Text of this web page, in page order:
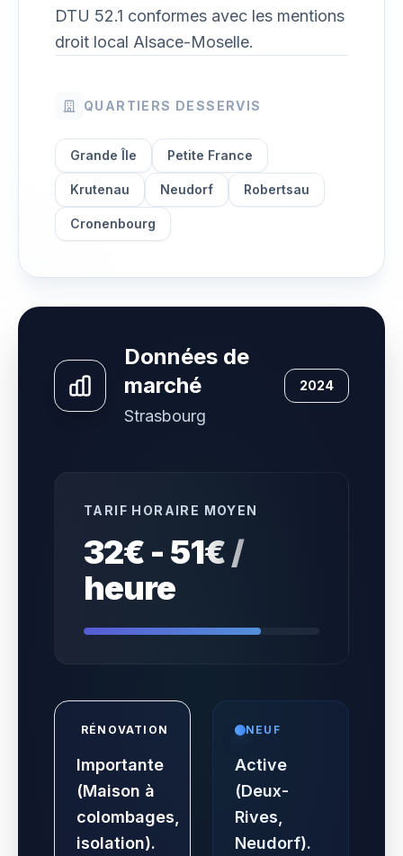
DTU 52.1 conformes avec les mentions
droit local Alsace-Moselle.
QUARTIERS DESSERVIS
Grande Île Petite France
Krutenau Neudorf Robertsau
Cronenbourg
Données de
marché
Strasbourg
2024
TARIF HORAIRE MOYEN
32€ - 51€ /
heure
RÉNOVATION
Importante
(Maison à
colombages,
isolation).
NEUF
Active
(Deux-
Rives,
Neudorf).